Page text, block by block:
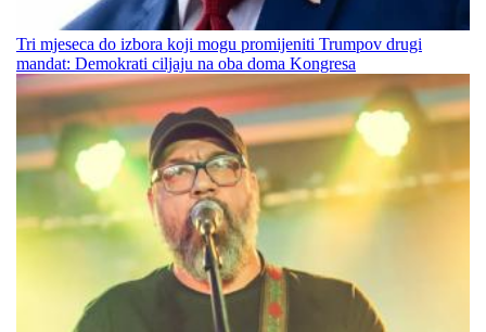
Tri mjeseca do izbora koji mogu promijeniti Trumpov drugi
mandat: Demokrati ciljaju na oba doma Kongresa